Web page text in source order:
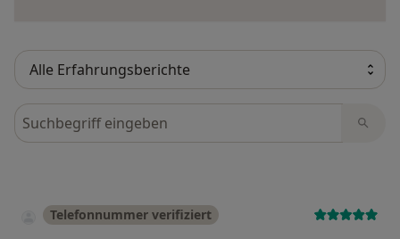
Bewertungen durchsuchen
Telefonnummer verifiziert